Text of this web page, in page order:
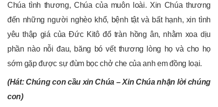
Chúa tình thương, Chúa của muôn loài. Xin Chúa thương
đến những người nghèo khổ, bệnh tật và bất hạnh, xin tình
yêu thập giá của Đức Kitô đổ tràn hồng ân, nhằm xoa dịu
phần nào nỗi đau, băng bó vết thương lòng họ và cho họ
sớm gặp được sự đùm bọc chở che của anh em đồng loại.
(Hát: Chúng con cầu xin Chúa – Xin Chúa nhận lời chúng
con)